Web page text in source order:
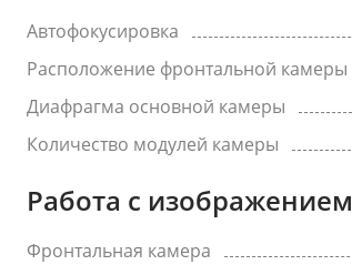
Автофокусировка
Расположение фронтальной камеры
Диафрагма основной камеры
Количество модулей камеры
Работа с изображением
Фронтальная камера